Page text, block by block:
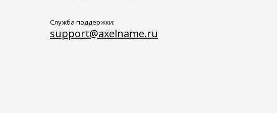
Служба поддержки:
support@axelname.ru